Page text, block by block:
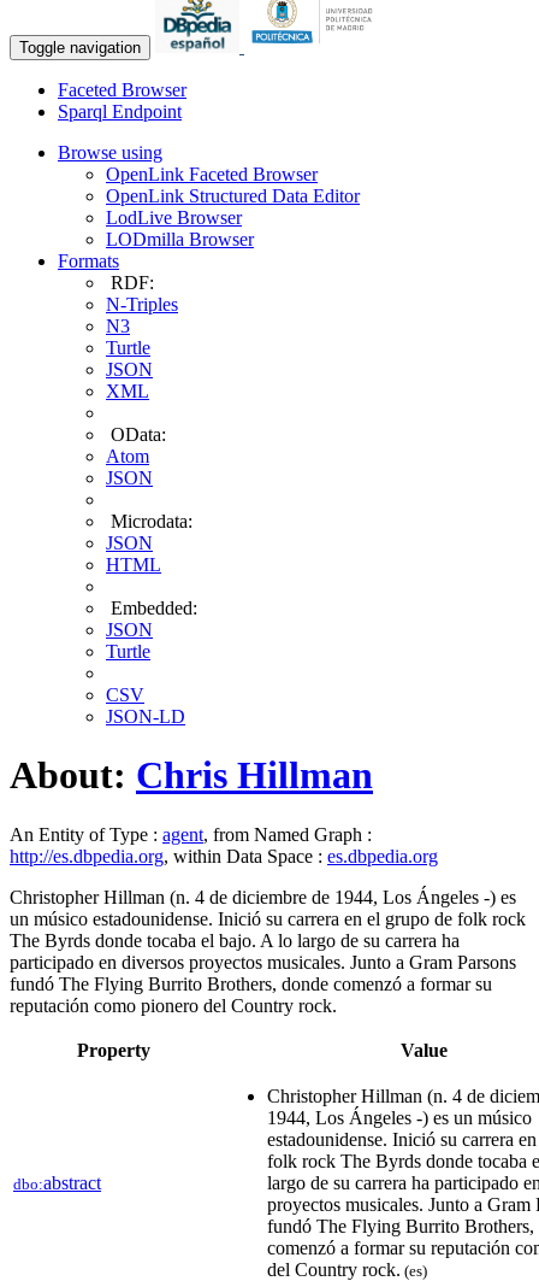
Toggle navigation
Faceted Browser
Sparql Endpoint
Browse using
OpenLink Faceted Browser
OpenLink Structured Data Editor
LodLive Browser
LODmilla Browser
Formats
RDF:
N-Triples
N3
Turtle
JSON
XML
OData:
Atom
JSON
Microdata:
JSON
HTML
Embedded:
JSON
Turtle
CSV
JSON-LD
About: Chris Hillman
An Entity of Type : agent, from Named Graph :
http://es.dbpedia.org, within Data Space : es.dbpedia.org
Christopher Hillman (n. 4 de diciembre de 1944, Los Ángeles -) es
un músico estadounidense. Inició su carrera en el grupo de folk rock
The Byrds donde tocaba el bajo. A lo largo de su carrera ha
participado en diversos proyectos musicales. Junto a Gram Parsons
fundó The Flying Burrito Brothers, donde comenzó a formar su
reputación como pionero del Country rock.
Property Value
dbo:abstract
Christopher Hillman (n. 4 de
1944, Los Ángeles -) es un músico
estadounidense. Inició su carrera
folk rock The Byrds donde tocaba
largo de su carrera ha participado
proyectos musicales. Junto a Gram
fundó The Flying Burrito Brothers,
comenzó a formar su reputación
del Country rock. (es)